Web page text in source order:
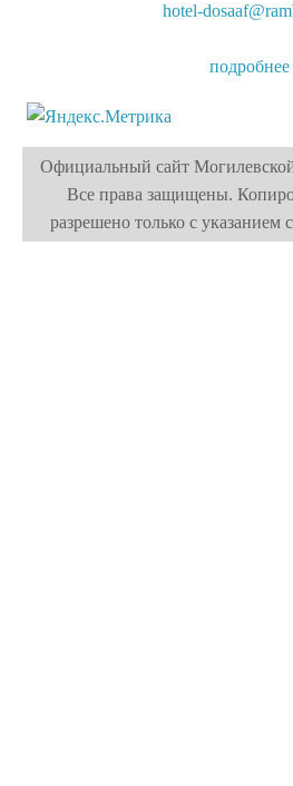
hotel-
подробнее
Официальный сайт
Все права защищены.
разрешено только с указанием